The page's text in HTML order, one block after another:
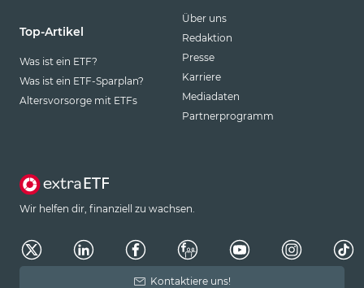
Top-Artikel
Was ist ein ETF?
Was ist ein ETF-Sparplan?
Altersvorsorge mit ETFs
Über uns
Redaktion
Presse
Karriere
Mediadaten
Partnerprogramm
Wir helfen dir, finanziell zu wachsen.
Kontaktiere uns!